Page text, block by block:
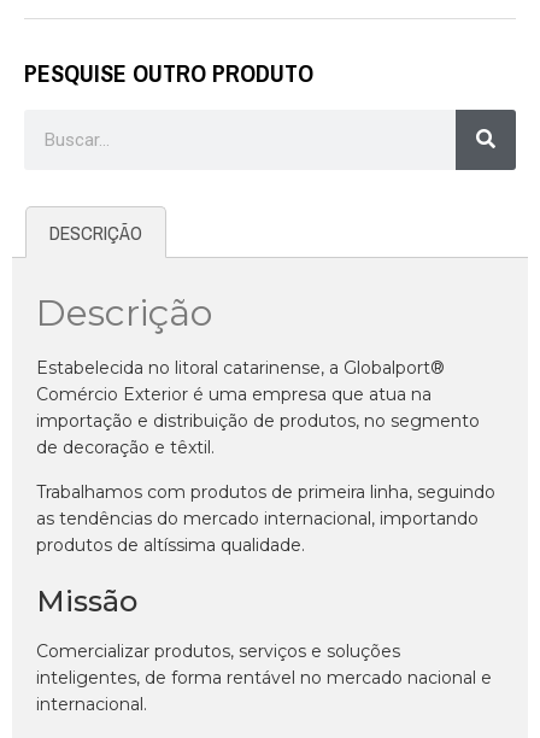
PESQUISE OUTRO PRODUTO
DESCRIÇÃO
Descrição
Estabelecida no litoral catarinense, a Globalport®
Comércio Exterior é uma empresa que atua na
importação e distribuição de produtos, no segmento
de decoração e têxtil.
Trabalhamos com produtos de primeira linha, seguindo
as tendências do mercado internacional, importando
produtos de altíssima qualidade.
Missão
Comercializar produtos, serviços e soluções
inteligentes, de forma rentável no mercado nacional e
internacional.